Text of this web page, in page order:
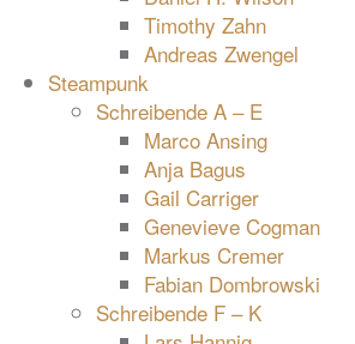
Timothy Zahn
Andreas Zwengel
Steampunk
Schreibende A – E
Marco Ansing
Anja Bagus
Gail Carriger
Genevieve Cogman
Markus Cremer
Fabian Dombrowski
Schreibende F – K